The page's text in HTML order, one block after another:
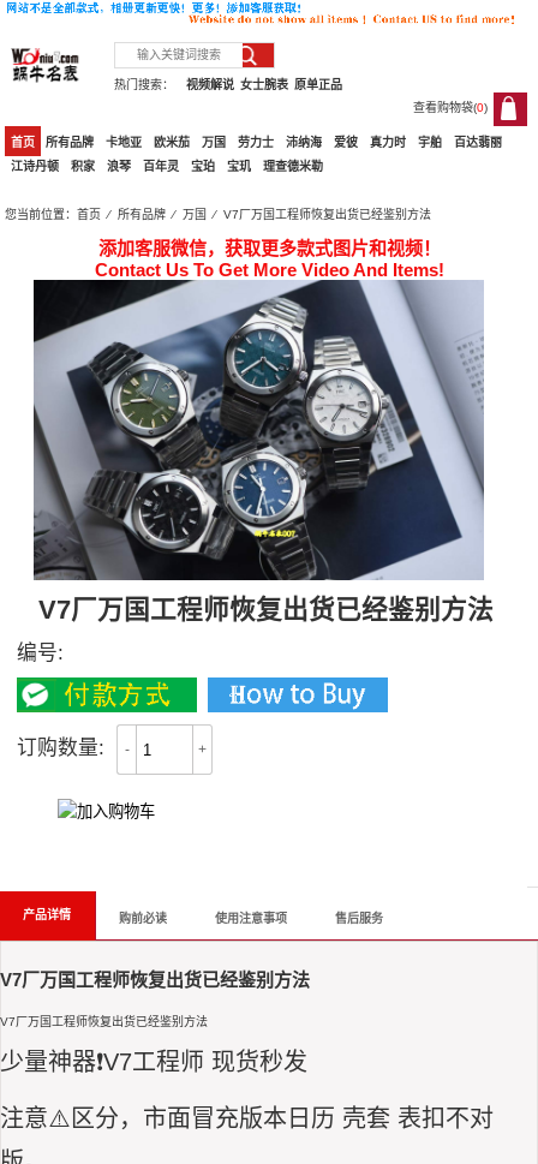
热门搜索： 原单正品
女士腕表
视频解说
查看购物袋(0)
0
首页 所有品牌 卡地亚 欧米茄 万国 劳力士 沛纳海 爱彼 真力时 宇舶
百达翡丽
江诗丹顿
积家 浪琴 百年灵 宝珀 宝玑 理查德米勒
您当前位置：首页 ⁄所有品牌 ⁄万国 ⁄ V7厂万国工程师恢复出货已经鉴别方法
添加客服微信，获取更多款式图片和视频！
Contact Us To Get More Video And Items!
V7厂万国工程师恢复出货已经鉴别方法
编号:
订购数量: - +
产品详情 购前必读 使用注意事项 售后服务
V7厂万国工程师恢复出货已经鉴别方法
V7厂万国工程师恢复出货已经鉴别方法
少量神器❗️V7工程师 现货秒发
注意⚠️区分，市面冒充版本日历 壳套 表扣不对